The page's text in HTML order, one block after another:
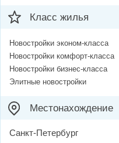
Класс жилья
Новостройки эконом-класса
Новостройки комфорт-класса
Новостройки бизнес-класса
Элитные новостройки
Местонахождение
Санкт-Петербург